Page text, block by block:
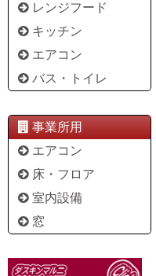
レンジフード
キッチン
エアコン
バス・トイレ
事業所用
エアコン
床・フロア
室内設備
窓